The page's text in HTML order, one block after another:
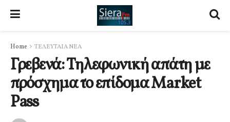
Home ΤΕΛΕΥΤΑΙΑ ΝΕΑ
Γρεβενά: Τηλεφωνική απάτη με
πρόσχημα το επίδομα Market
Pass